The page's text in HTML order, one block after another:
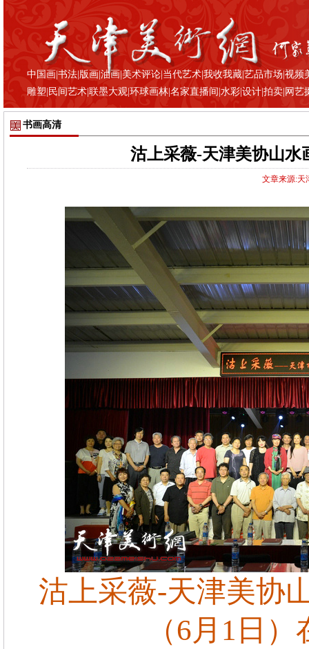
中国画 |书法 版画 |油画 |美术评论 当代艺术 |我收我藏 |艺品市场 |视频
雕塑 民间艺术 |联墨大观 |环球画林 |名家直播间 |水彩 |设计 |拍卖 网艺
书画高清
沽上采薇-天津美协山水
文章来源:天
沽上采薇-天津美协
（6月1日